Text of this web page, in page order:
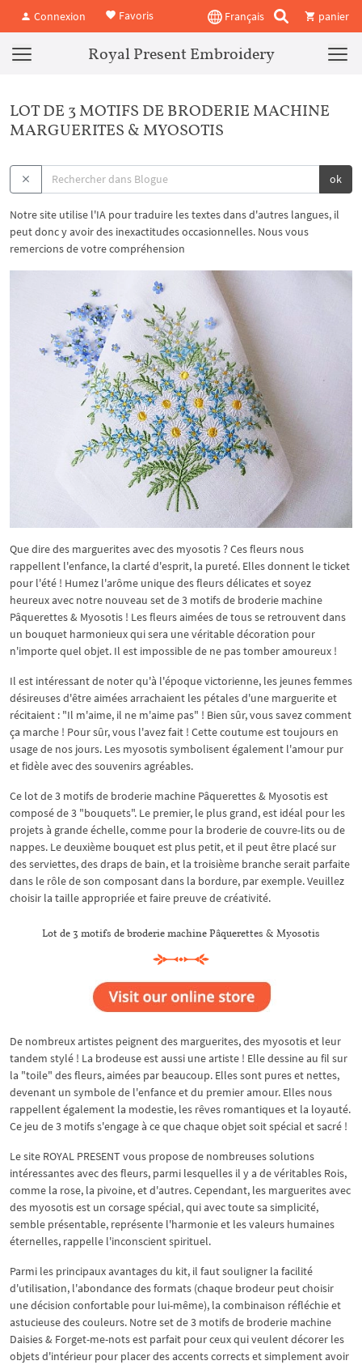
Connexion Favoris Français panier
Royal Present Embroidery
LOT DE 3 MOTIFS DE BRODERIE MACHINE
MARGUERITES & MYOSOTIS
ok
Notre site utilise l'IA pour traduire les textes dans d'autres langues, il
peut donc y avoir des inexactitudes occasionnelles. Nous vous
remercions de votre compréhension
Que dire des marguerites avec des myosotis ? Ces fleurs nous
rappellent l'enfance, la clarté d'esprit, la pureté. Elles donnent le ticket
pour l'été ! Humez l'arôme unique des fleurs délicates et soyez
heureux avec notre nouveau set de 3 motifs de broderie machine
Pâquerettes & Myosotis ! Les fleurs aimées de tous se retrouvent dans
un bouquet harmonieux qui sera une véritable décoration pour
n'importe quel objet. Il est impossible de ne pas tomber amoureux !
Il est intéressant de noter qu'à l'époque victorienne, les jeunes femmes
désireuses d'être aimées arrachaient les pétales d'une marguerite et
récitaient : "Il m'aime, il ne m'aime pas" ! Bien sûr, vous savez comment
ça marche ! Pour sûr, vous l'avez fait ! Cette coutume est toujours en
usage de nos jours. Les myosotis symbolisent également l'amour pur
et fidèle avec des souvenirs agréables.
Ce lot de 3 motifs de broderie machine Pâquerettes & Myosotis est
composé de 3 "bouquets". Le premier, le plus grand, est idéal pour les
projets à grande échelle, comme pour la broderie de couvre-lits ou de
nappes. Le deuxième bouquet est plus petit, et il peut être placé sur
des serviettes, des draps de bain, et la troisième branche serait parfaite
dans le rôle de son composant dans la bordure, par exemple. Veuillez
choisir la taille appropriée et faire preuve de créativité.
Lot de 3 motifs de broderie machine Pâquerettes & Myosotis
De nombreux artistes peignent des marguerites, des myosotis et leur
tandem stylé ! La brodeuse est aussi une artiste ! Elle dessine au fil sur
la "toile" des fleurs, aimées par beaucoup. Elles sont pures et nettes,
devenant un symbole de l'enfance et du premier amour. Elles nous
rappellent également la modestie, les rêves romantiques et la loyauté.
Ce jeu de 3 motifs s'engage à ce que chaque objet soit spécial et sacré !
Le site ROYAL PRESENT vous propose de nombreuses solutions
intéressantes avec des fleurs, parmi lesquelles il y a de véritables Rois,
comme la rose, la pivoine, et d'autres. Cependant, les marguerites avec
des myosotis est un corsage spécial, qui avec toute sa simplicité,
semble présentable, représente l'harmonie et les valeurs humaines
éternelles, rappelle l'inconscient spirituel.
Parmi les principaux avantages du kit, il faut souligner la facilité
d'utilisation, l'abondance des formats (chaque brodeur peut choisir
une décision confortable pour lui-même), la combinaison réfléchie et
astucieuse des couleurs. Notre set de 3 motifs de broderie machine
Daisies & Forget-me-nots est parfait pour ceux qui veulent décorer les
objets d'intérieur pour placer des accents corrects et simplement avoir